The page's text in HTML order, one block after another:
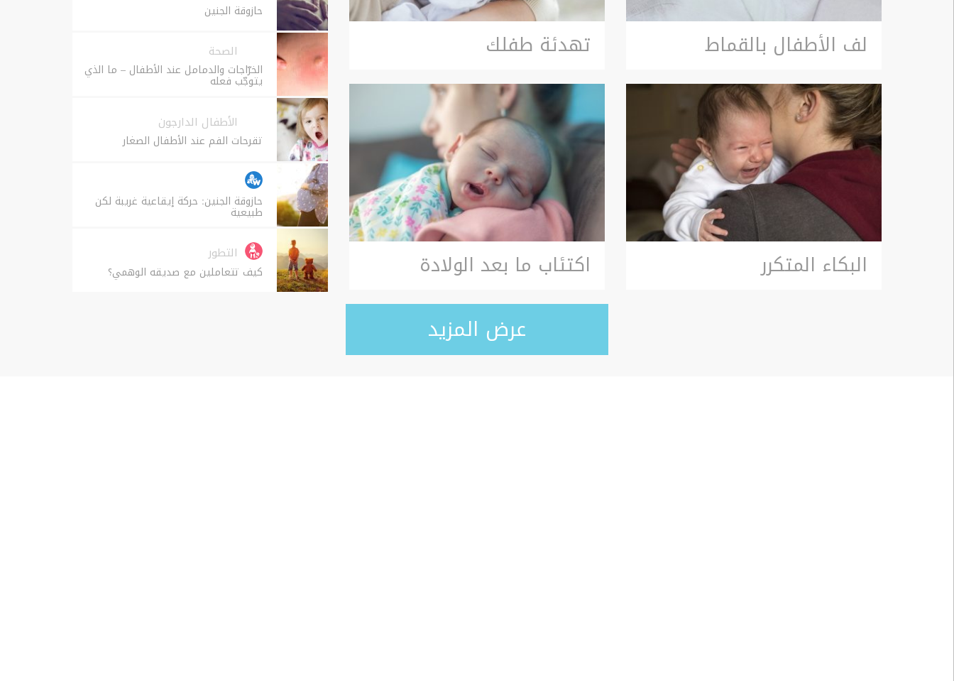
لف الأطفال بالقماط تهدئة طفلك
البكاء المتكرر اكتئاب ما بعد الولادة
حازوقة الجنين
الصحة
الخرّاجات والدمامل عند الأطفال – ما الذي
يتوجّب فعله
الأطفال الدارجون
تقرحات الفم عند الأطفال الصغار
حازوقة الجنين: حركة إيقاعية غريبة لكن
طبيعية
التطور
كيف تتعاملين مع صديقه الوهمي؟
عرض المزيد